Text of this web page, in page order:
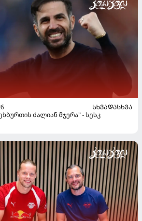
ᲡᲮᲕᲐᲓᲐᲡᲮᲕᲐ
ძალიან მჯერა" - სესკ